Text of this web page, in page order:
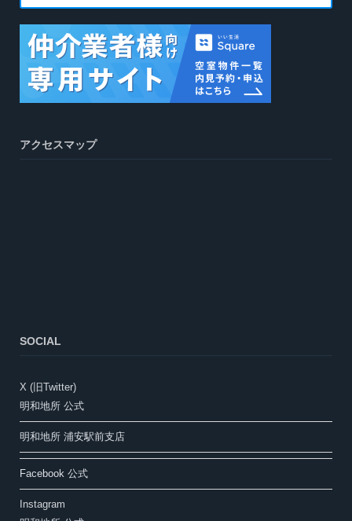
アクセスマップ
SOCIAL
X (旧Twitter)
明和地所 公式
明和地所 浦安駅前支店
Facebook 公式
Instagram